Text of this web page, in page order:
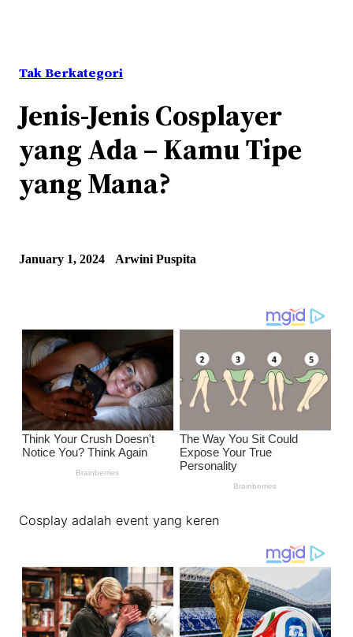
Tak Berkategori
Jenis-Jenis Cosplayer
yang Ada – Kamu Tipe
yang Mana?
January 1, 2024 Arwini Puspita
Cosplay adalah event yang keren